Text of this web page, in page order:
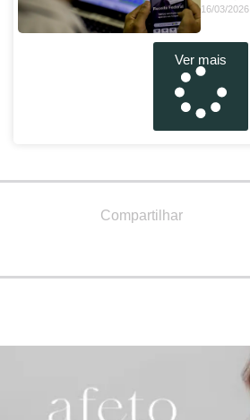
16/03/2026
Ver mais
Compartilhar